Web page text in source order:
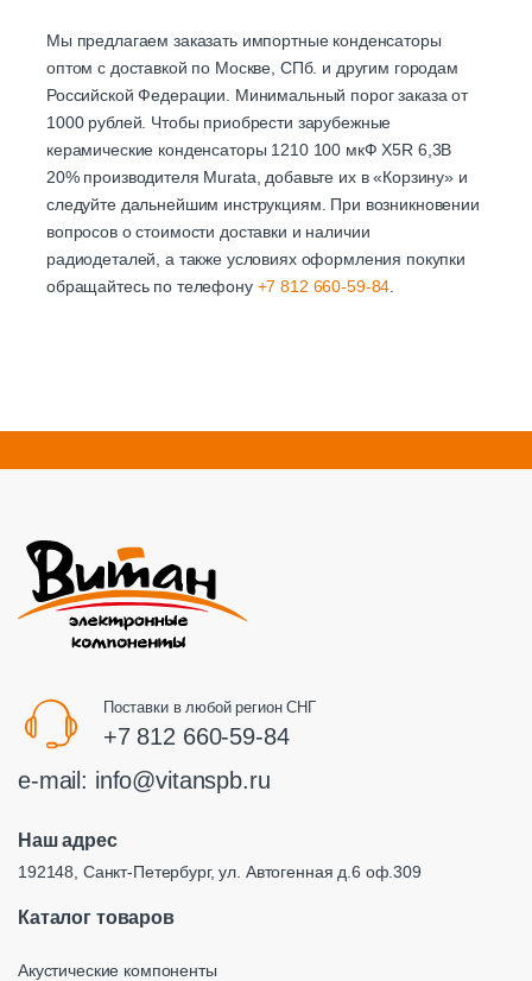
Мы предлагаем заказать импортные конденсаторы
оптом с доставкой по Москве, СПб. и другим городам
Российской Федерации. Минимальный порог заказа от
1000 рублей. Чтобы приобрести зарубежные
керамические конденсаторы 1210 100 мкФ X5R 6,3В
20% производителя Murata, добавьте их в «Корзину» и
следуйте дальнейшим инструкциям. При возникновении
вопросов о стоимости доставки и наличии
радиодеталей, а также условиях оформления покупки
обращайтесь по телефону +7 812 660-59-84.
Поставки в любой регион СНГ
+7 812 660-59-84
e-mail: info@vitanspb.ru
Наш адрес
192148, Санкт-Петербург, ул. Автогенная д.6 оф.309
Каталог товаров
Акустические компоненты